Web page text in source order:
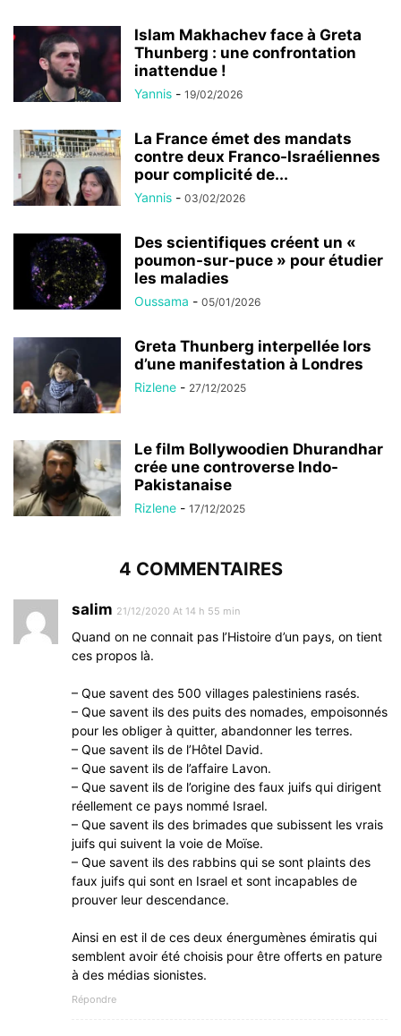
Islam Makhachev face à Greta
Thunberg : une confrontation
inattendue !
Yannis - 19/02/2026
La France émet des mandats
contre deux Franco-Israéliennes
pour complicité de...
Yannis - 03/02/2026
Des scientifiques créent un «
poumon-sur-puce » pour étudier
les maladies
Oussama - 05/01/2026
Greta Thunberg interpellée lors
d’une manifestation à Londres
Rizlene - 27/12/2025
Le film Bollywoodien Dhurandhar
crée une controverse Indo-
Pakistanaise
Rizlene - 17/12/2025
4 COMMENTAIRES
salim 21/12/2020 At 14 h 55 min
Quand on ne connait pas l’Histoire d’un pays, on tient
ces propos là.
– Que savent des 500 villages palestiniens rasés.
– Que savent ils des puits des nomades, empoisonnés
pour les obliger à quitter, abandonner les terres.
– Que savent ils de l’Hôtel David.
– Que savent ils de l’affaire Lavon.
– Que savent ils de l’origine des faux juifs qui dirigent
réellement ce pays nommé Israel.
– Que savent ils des brimades que subissent les vrais
juifs qui suivent la voie de Moïse.
– Que savent ils des rabbins qui se sont plaints des
faux juifs qui sont en Israel et sont incapables de
prouver leur descendance.
Ainsi en est il de ces deux énergumènes émiratis qui
semblent avoir été choisis pour être offerts en pature
à des médias sionistes.
Répondre